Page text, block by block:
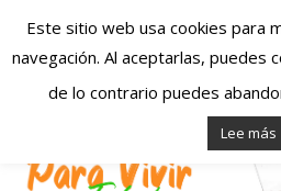
Irlanda –
Este sitio web usa cookies para
navegación. Al aceptarlas, puedes
de lo contrario puedes
Lee más